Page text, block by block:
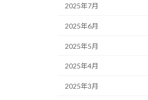
2025年7月
2025年6月
2025年5月
2025年4月
2025年3月